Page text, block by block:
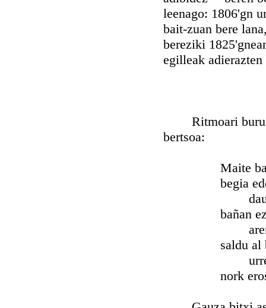
leenago: 1806'gn
bait-zuan bere
bereziki
egilleak
Ritmoari buruz,
bertsoa:
Maite bat
begia ederra
daukat
bañan ezin
aren
saldu al
urrearen
nork erosi